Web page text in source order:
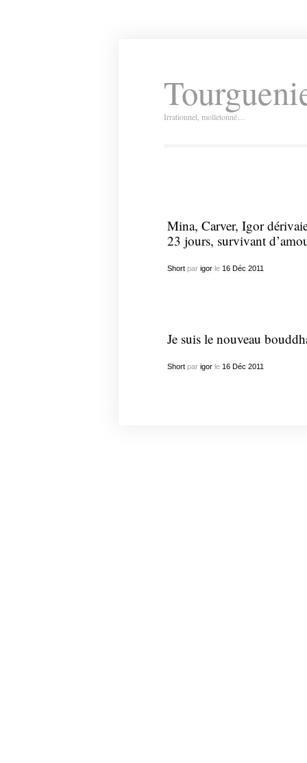
Irrationnel, molletonné…
Mina, Carver, Igor
23 jours, survivant
Shortpar igorle 16 Déc 2011
Je suis le nouveau
Shortpar igorle 16 Déc 2011